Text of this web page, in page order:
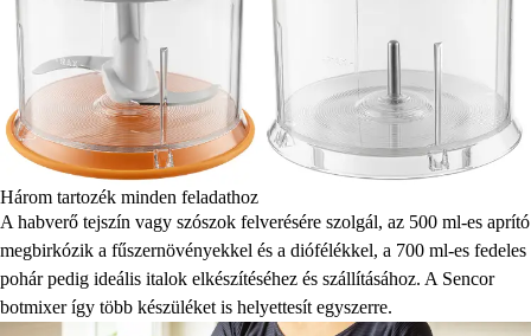
Három tartozék minden feladathoz
A habverő tejszín vagy szószok felverésére szolgál, az 500 ml-es aprító
megbirkózik a fűszernövényekkel és a diófélékkel, a 700 ml-es fedeles
pohár pedig ideális italok elkészítéséhez és szállításához. A Sencor
botmixer így több készüléket is helyettesít egyszerre.